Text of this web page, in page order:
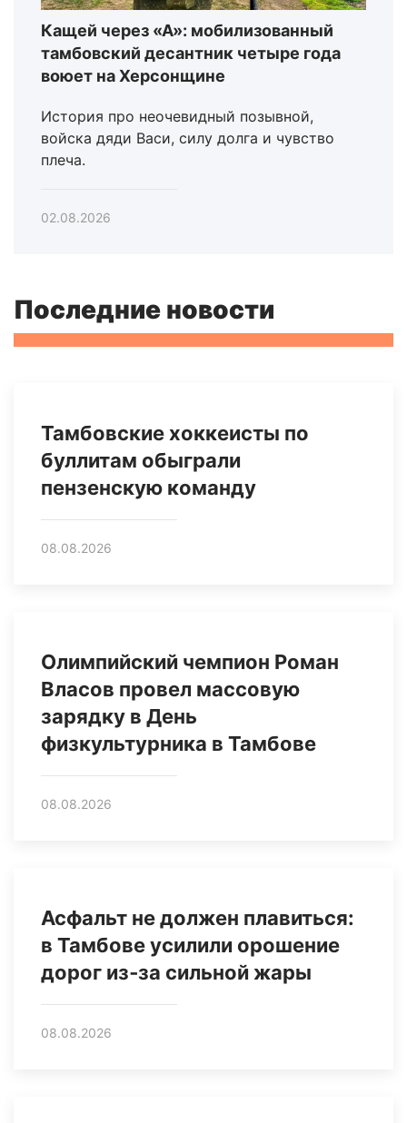
Кащей через «А»: мобилизованный
тамбовский десантник четыре года
воюет на Херсонщине
История про неочевидный позывной,
войска дяди Васи, силу долга и чувство
плеча.
02.08.2026
Последние новости
Тамбовские хоккеисты по
буллитам обыграли
пензенскую команду
08.08.2026
Олимпийский чемпион Роман
Власов провел массовую
зарядку в День
физкультурника в Тамбове
08.08.2026
Асфальт не должен плавиться:
в Тамбове усилили орошение
дорог из‑за сильной жары
08.08.2026